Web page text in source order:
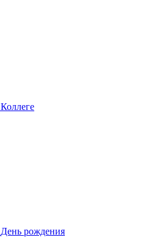
Коллеге
День рождения